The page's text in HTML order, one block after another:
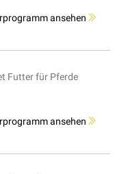
ansehen
Futter für Pferde
ansehen